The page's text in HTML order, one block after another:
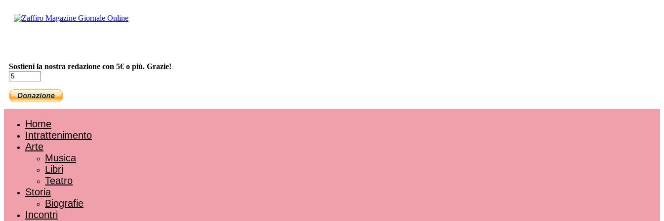
Sostieni la nostra redazione con 5€ o più. Grazie!
Home
Intrattenimento
Arte
Musica
Libri
Teatro
Storia
Biografie
Incontri